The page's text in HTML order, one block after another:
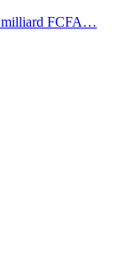
milliard FCFA…